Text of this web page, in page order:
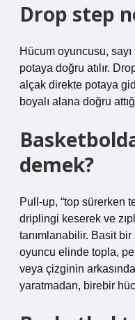
Drop step
Hücum oyuncusu, sayı
potaya doğru atılır.
alçak direkte potaya
boyalı alana doğru
demek?
Pull-up, “top sürerken
driplingi keserek ve
tanımlanabilir. Basit
oyuncu elinde topla,
veya çizginin
yaratmadan, birebir